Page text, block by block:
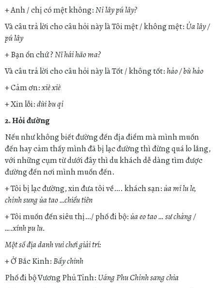
+ Anh / chị có mệt không:Nỉ lây pú lây?
Và câu trả lời cho câu hỏi này là Tôi mệt / không mệt: Ủa lây /
pú lây
+ Bạn ổn chứ ?Nĩ hái hão ma?
Và câu trả lời cho câu hỏi này là Tốt / không tốt: hảo / bù hảo
+ Cảm ơn:xiè xiè
+ Xin lỗi:dùi bu qỉ
2. Hỏi đường
Nếu như không biết đường đến địa điểm mà mình muốn
đến hay cảm thấy mình đã bị lạc đường thì đừng quá lo lắng,
với những cụm từ dưới đây thì du khách dễ dàng tìm được
đường đến nơi mình muốn đến.
+ Tôi bị lạc đường, xin đưa tôi về…. khách sạn:ủa mí lu le,
chỉnh sung ủa tao …chiểu tiên
+ Tôi muốn đến siêu thị…/ phố đi bộ:ủa eo tao … sư chảng /
….xính pu lu.
Một số địa danh vui chơi giải trí:
+ Ở Bắc Kinh:Bẩy chinh
Phố đi bộ Vương Phủ Tỉnh: Uáng Phu Chỉnh sang chia